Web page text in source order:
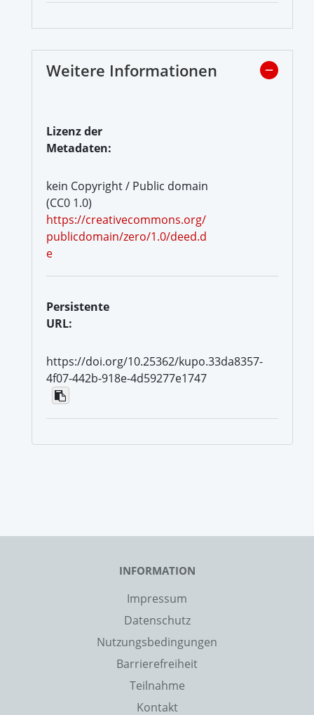
Weitere Informationen
Lizenz der
Metadaten:
kein Copyright / Public domain
(CC0 1.0)
https://creativecommons.org/
publicdomain/zero/1.0/deed.d
e
Persistente
URL:
https://doi.org/10.25362/kupo.33da8357-
4f07-442b-918e-4d59277e1747
INFORMATION
Impressum
Datenschutz
Nutzungsbedingungen
Barrierefreiheit
Teilnahme
Kontakt